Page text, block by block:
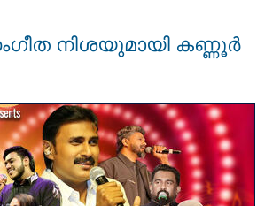
നിശയുമായി കണ്ണൂർ